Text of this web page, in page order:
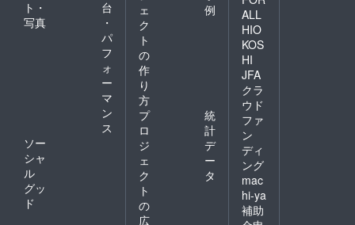
ト・
写真
台
・
パ
フ
ォ
ー
マ
ン
ス
ソー
シャ
ル
グッ
ド
ェ
ク
ト
の
作
り
方
例
プ
ロ
ジ
ェ
ク
ト
の
広
統
計
デ
ー
タ
ALL
HIO
KOS
HI
JFA
クラ
ウド
ファ
ン
ディ
ング
mac
hi-ya
補助